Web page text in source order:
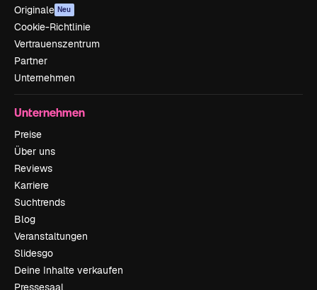
Originale Neu
Cookie-Richtlinie
Vertrauenszentrum
Partner
Unternehmen
Unternehmen
Preise
Über uns
Reviews
Karriere
Suchtrends
Blog
Veranstaltungen
Slidesgo
Deine Inhalte verkaufen
Pressesaal